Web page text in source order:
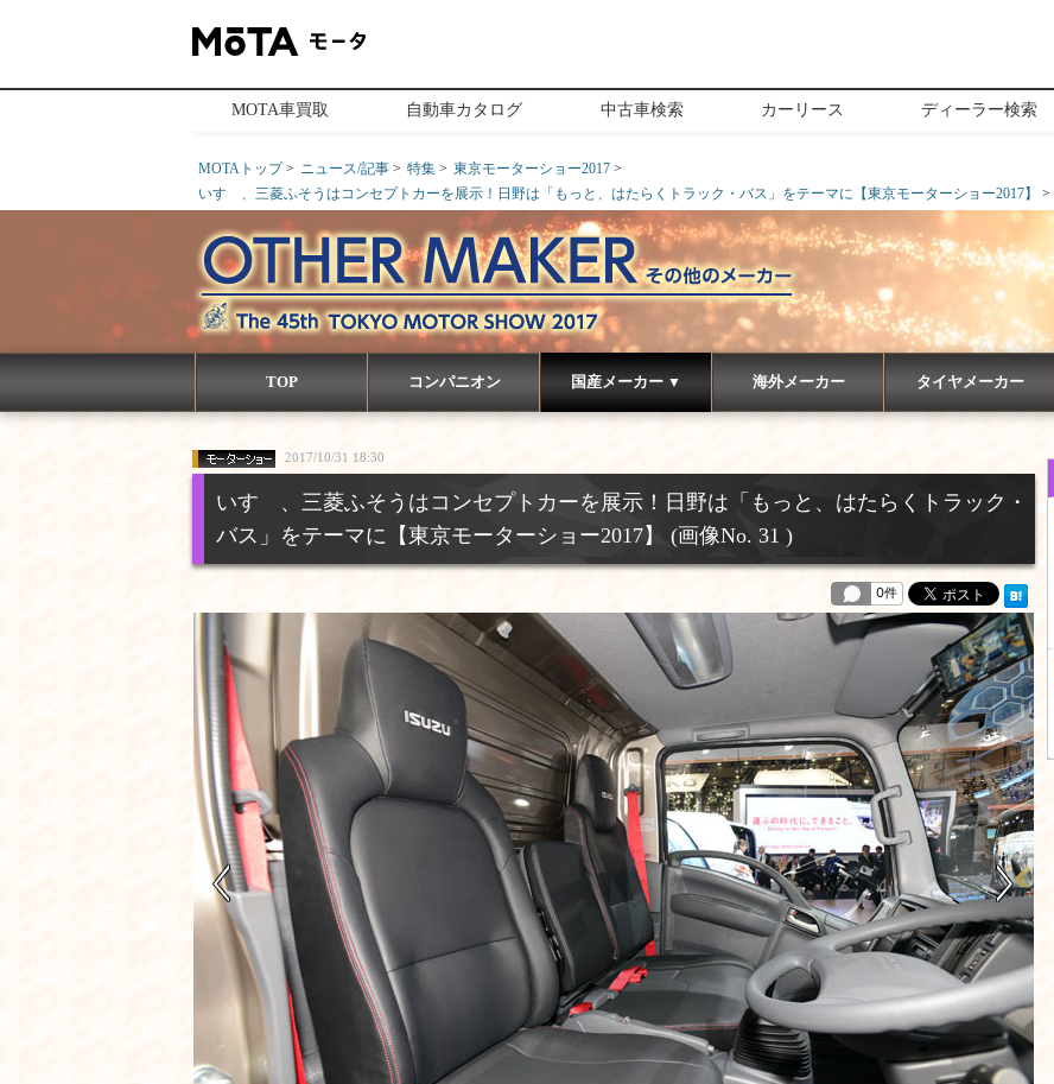
MOTA車買取 自動車カタログ 中古車検索 カーリース ディーラー検索
MOTAトップ ニュース/記事 特集
東京モーターショー2017
いすゞ、三菱ふそうはコンセプトカーを展示！日野は「もっと、はたらくトラック・バス」をテーマに【東京モーターショー2017】
TOP コンパニオン 国産メーカー ▼ 海外メーカー タイヤメーカー
2017/10/31 18:30
いすゞ、三菱ふそうはコンセプトカーを展示！日野は「もっと、はたらくトラック・
バス」をテーマに【東京モーターショー2017】 (画像No. 31 )